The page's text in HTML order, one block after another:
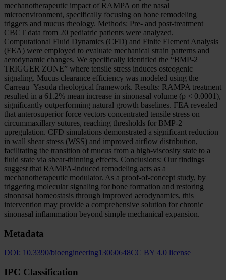
mechanotherapeutic impact of RAMPA on the nasal
microenvironment, specifically focusing on bone remodeling
triggers and mucus rheology. Methods: Pre- and post-treatment
CBCT data from 20 pediatric patients were analyzed.
Computational Fluid Dynamics (CFD) and Finite Element Analysis
(FEA) were employed to evaluate mechanical strain patterns and
aerodynamic changes. We specifically identified the “BMP-2
TRIGGER ZONE” where tensile stress induces osteogenic
signaling. Mucus clearance efficiency was modeled using the
Carreau–Yasuda rheological framework. Results: RAMPA treatment
resulted in a 61.2% mean increase in sinonasal volume (p < 0.0001),
significantly outperforming natural growth baselines. FEA revealed
that anterosuperior force vectors concentrated tensile stress on
circummaxillary sutures, reaching thresholds for BMP-2
upregulation. CFD simulations demonstrated a significant reduction
in wall shear stress (WSS) and improved airflow distribution,
facilitating the transition of mucus from a high-viscosity state to a
fluid state via shear-thinning effects. Conclusions: Our findings
suggest that RAMPA-induced remodeling acts as a
mechanotherapeutic modulator. As a proof-of-concept study, by
triggering molecular signaling for bone formation and restoring
sinonasal homeostasis through improved aerodynamics, this
intervention may provide a comprehensive solution for chronic
sinonasal inflammation beyond simple mechanical expansion.
Metadata
DOI: 10.3390/bioengineering13060648CC BY 4.0 license
IPC Classification